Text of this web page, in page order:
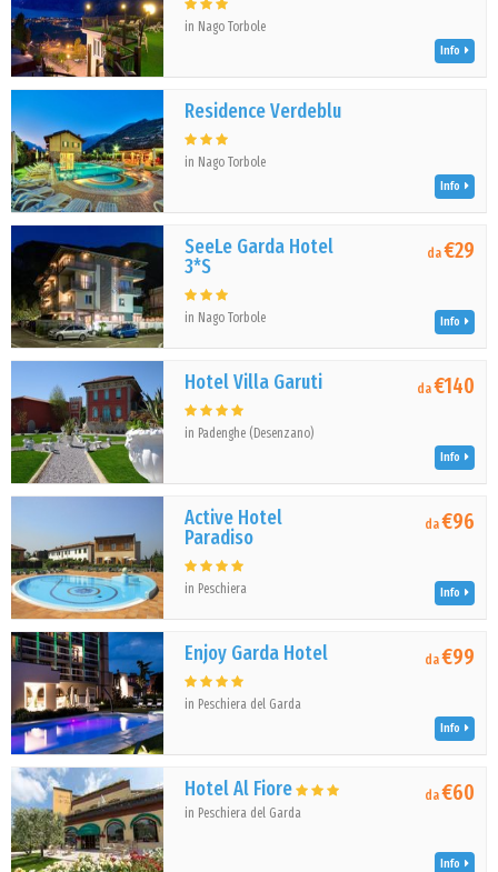
in Nago Torbole
Info
Residence Verdeblu
in Nago Torbole
Info
SeeLe Garda Hotel
3*S
in Nago Torbole
da€29
Info
Hotel Villa Garuti
in Padenghe (Desenzano)
da€140
Info
Active Hotel
Paradiso
in Peschiera
da€96
Info
Enjoy Garda Hotel
in Peschiera del Garda
da€99
Info
Hotel Al Fiore
in Peschiera del Garda
da€60
Info